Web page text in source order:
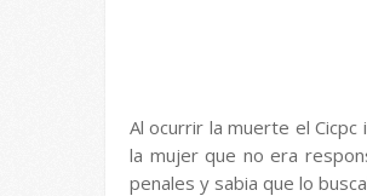
Al ocurrir la muerte el
la mujer que no era
penales y sabia que lo